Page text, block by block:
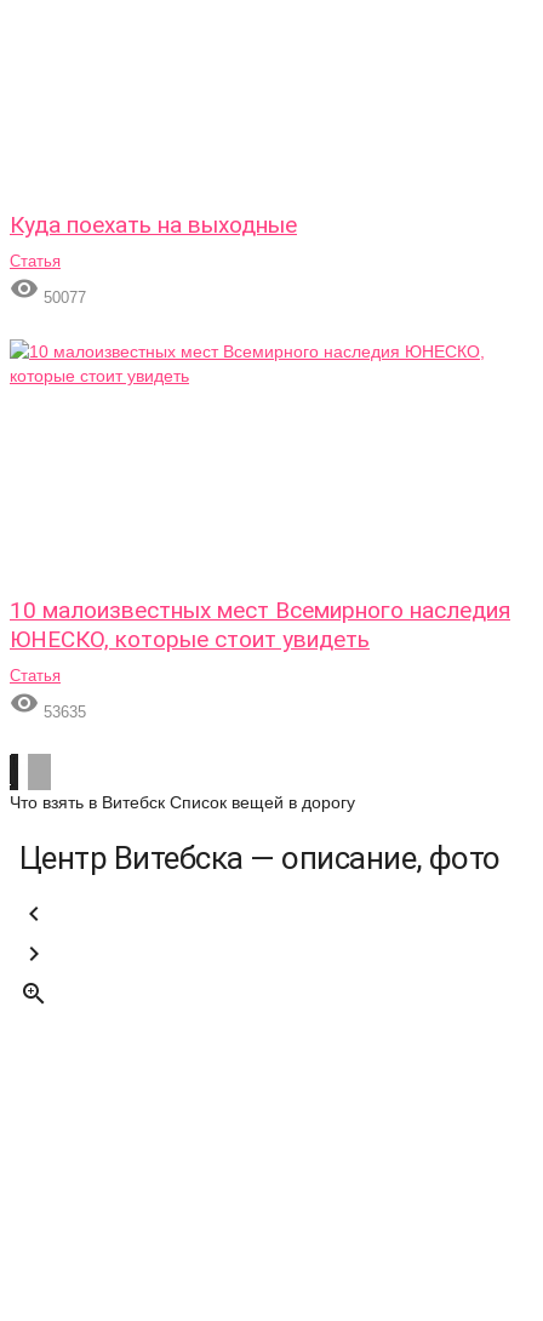
Куда поехать на выходные
Статья
 50077
10 малоизвестных мест Всемирного наследия
ЮНЕСКО, которые стоит увидеть
Статья
 53635
Что взять в Витебск Список вещей в дорогу
Центр Витебска — описание, фото


